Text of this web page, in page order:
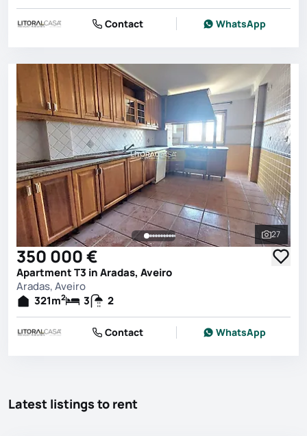
Contact WhatsApp
See all
27
350 000 €
Apartment T3 in Aradas, Aveiro
Aradas, Aveiro
321m2 3 2
Contact WhatsApp
Latest listings to rent